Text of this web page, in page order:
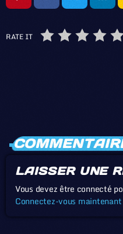
RATE IT
LAISSER UNE
Vous devez être connecté
Connectez-vous maintenant